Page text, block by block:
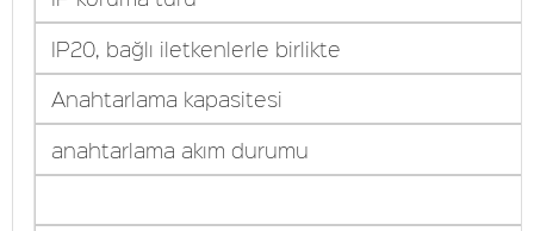
IP20, bağlı iletkenlerle birlikte
Anahtarlama kapasitesi
anahtarlama akım durumu